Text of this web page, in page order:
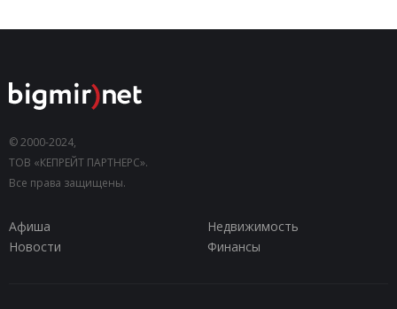
© 2000-2024,
ТОВ «КЕПРЕЙТ ПАРТНЕРС».
Все права защищены.
Афиша
Недвижимость
Новости
Финансы